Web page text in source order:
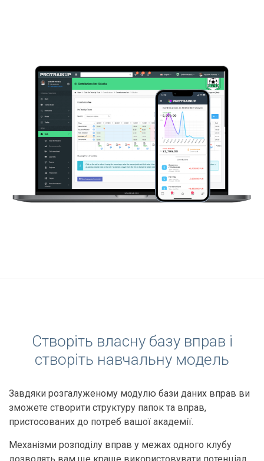
Створіть власну базу вправ і
створіть навчальну модель
Завдяки розгалуженому модулю бази даних вправ ви
зможете створити структуру папок та вправ,
пристосованих до потреб вашої академії.
Механізми розподілу вправ у межах одного клубу
дозволять вам ще краще використовувати потенціал